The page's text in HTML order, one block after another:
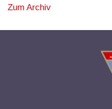
Zum Archiv